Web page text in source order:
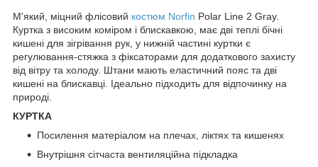
М'який, міцний флісовий костюм Norfin Polar Line 2 Gray.
Куртка з високим коміром і блискавкою, має дві теплі бічні
кишені для зігрівання рук, у нижній частині куртки є
регулювання-стяжка з фіксаторами для додаткового захисту
від вітру та холоду. Штани мають еластичний пояс та дві
кишені на блискавці. Ідеально підходить для відпочинку на
природі.
КУРТКА
Посилення матеріалом на плечах, ліктях та кишенях
Внутрішня сітчаста вентиляційна підкладка